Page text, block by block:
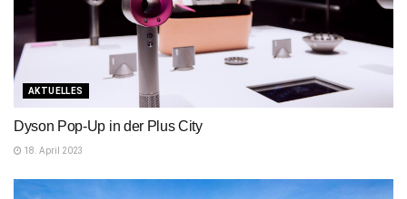
AKTUELLES
Dyson Pop-Up in der Plus City
18. April 2023